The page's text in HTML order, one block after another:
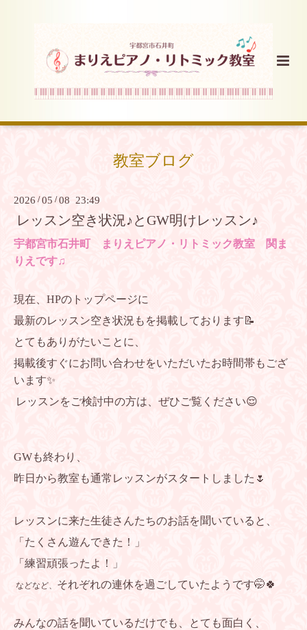
教室ブログ
2026 /05 /08 23:49
レッスン空き状況♪とGW明けレッスン♪
宇都宮市石井町 まりえピアノ・リトミック教室 関ま
りえです♫
現在、HPのトップページに
最新のレッスン空き状況もを掲載しております📝
とてもありがたいことに、
掲載後すぐにお問い合わせをいただいたお時間帯もござ
います✨
レッスンをご検討中の方は、ぜひご覧ください😌
GWも終わり、
昨日から教室も通常レッスンがスタートしました🌷
レッスンに来た生徒さんたちのお話を聞いていると、
「たくさん遊んできた！」
「練習頑張ったよ！」
などなど、 それぞれの連休を過ごしていたようです🤭🍀
みんなの話を聞いているだけでも、とても面白く、